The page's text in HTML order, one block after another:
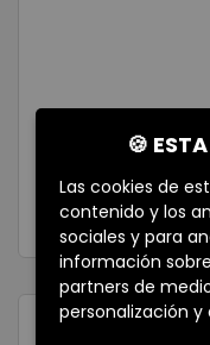
TU
🍪
Las cookies de
contenido y los
sociales y para
información
partners de
personalización y